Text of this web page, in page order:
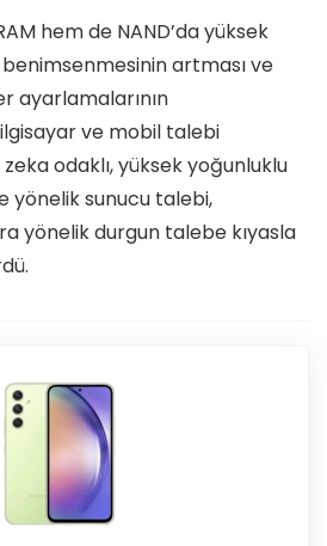
hem de NAND’da yüksek
artması ve
ayarlamalarının
ve mobil talebi
odaklı, yüksek yoğunluklu
yönelik sunucu talebi,
yönelik durgun talebe kıyasla